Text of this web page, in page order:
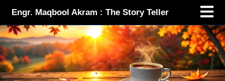
content
Engr. Maqbool Akram : The Story Teller
Menu